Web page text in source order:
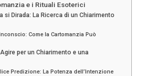
e i Rituali Esoterici
si Dirada: La Ricerca di un Chiarimento
Come la Cartomanzia Può
per un Chiarimento e una
Predizione: La Potenza dell’Intenzione